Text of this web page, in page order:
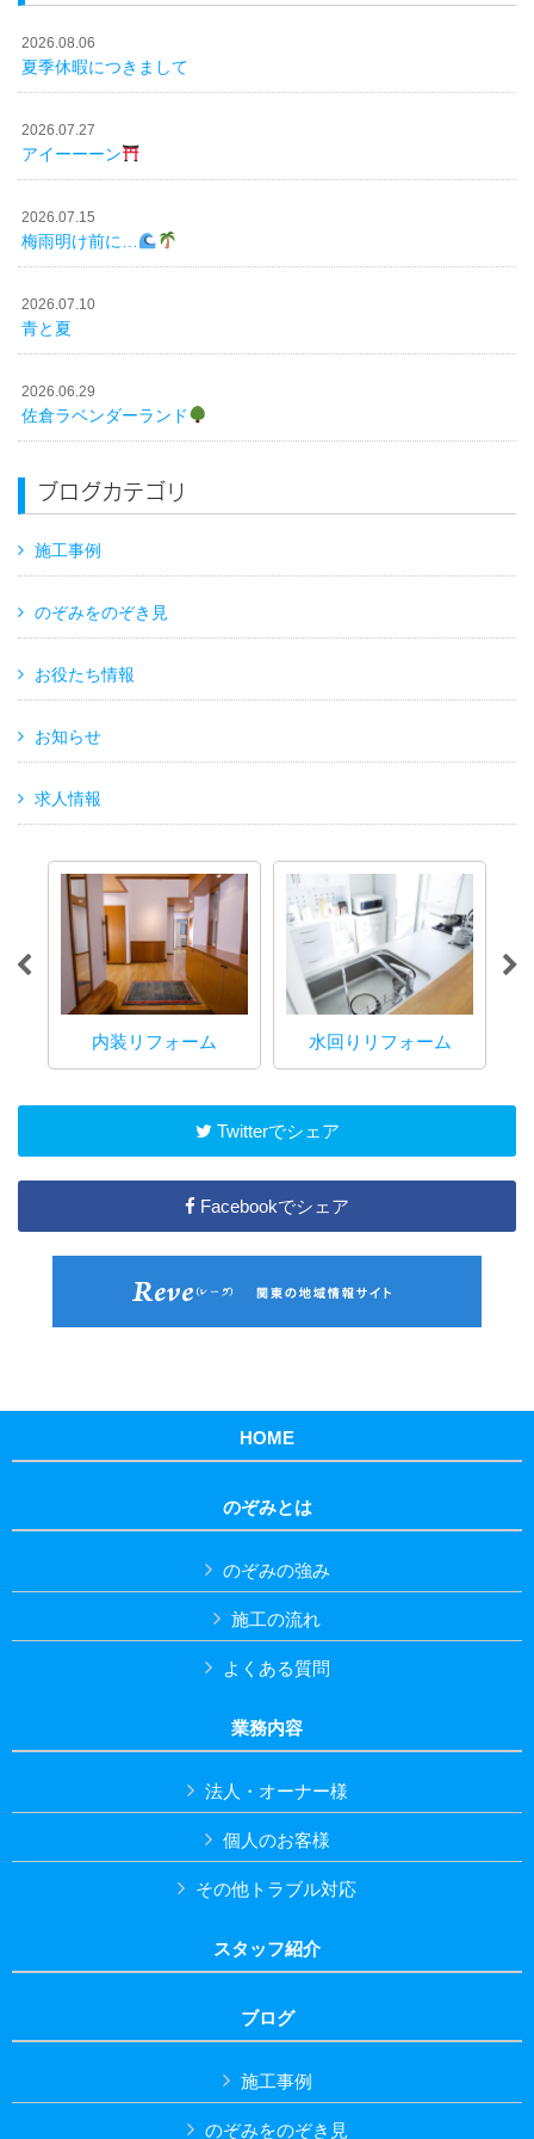
2026.08.06
夏季休暇につきまして
2026.07.27
アイーーーン
2026.07.15
梅雨明け前に…
2026.07.10
青と夏
2026.06.29
佐倉ラベンダーランド
ブログカテゴリ
施工事例
のぞみをのぞき見
お役たち情報
お知らせ
求人情報
内装リフォーム 水回りリフォーム
Twitterでシェア
Facebookでシェア
HOME
のぞみとは
のぞみの強み
施工の流れ
よくある質問
業務内容
法人・オーナー様
個人のお客様
その他トラブル対応
スタッフ紹介
ブログ
施工事例
のぞみをのぞき見